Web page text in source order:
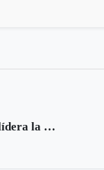
Rodolfo Torres lídera la Clásica Club Deportivo Boyacá